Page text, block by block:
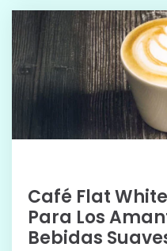
Café Flat
Para Los
Bebidas